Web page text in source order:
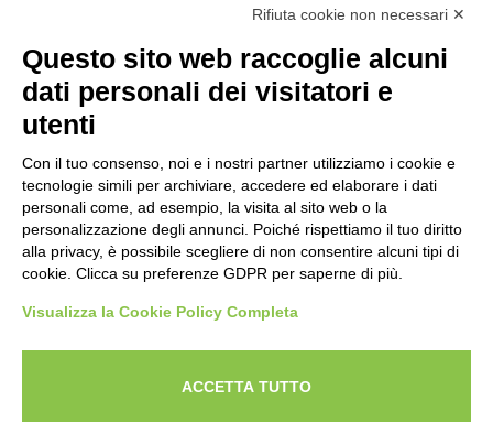
Bovini di Razza Pezzata Rossa Italiana
Codice Fiscale: 80009310303
Powered byANAPRI Webmaster
Rifiuta cookie non necessari ✕
Questo sito web raccoglie alcuni
dati personali dei visitatori e
utenti
Con il tuo consenso, noi e i nostri partner utilizziamo i cookie e
tecnologie simili per archiviare, accedere ed elaborare i dati
personali come, ad esempio, la visita al sito web o la
personalizzazione degli annunci. Poiché rispettiamo il tuo diritto
alla privacy, è possibile scegliere di non consentire alcuni tipi di
cookie. Clicca su preferenze GDPR per saperne di più.
Visualizza la Cookie Policy Completa
ACCETTA TUTTO